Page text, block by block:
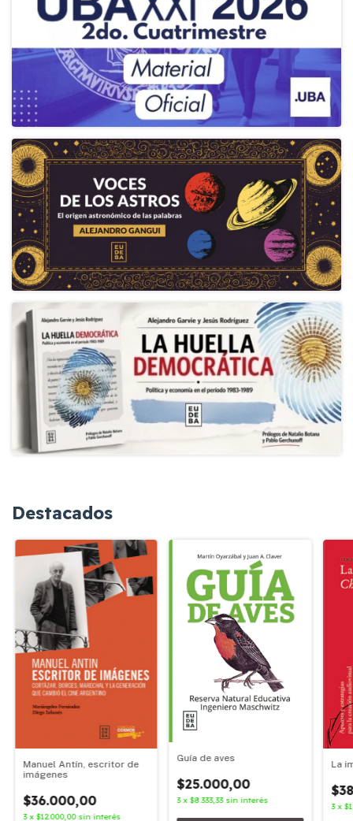
Destacados
Manuel Antín, escritor de
imágenes
$36.000,00
3 x $12.000,00 sin interés
Guía de aves
$25.000,00
3 x$8.333,33 sin interés
La
3 x